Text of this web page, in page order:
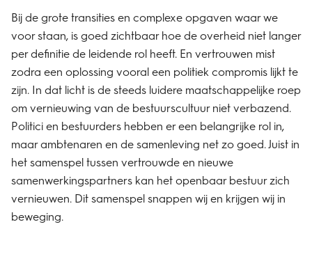
Bij de grote transities en complexe opgaven waar we
voor staan, is goed zichtbaar hoe de overheid niet langer
per definitie de leidende rol heeft. En vertrouwen mist
zodra een oplossing vooral een politiek compromis lijkt te
zijn. In dat licht is de steeds luidere maatschappelijke roep
om vernieuwing van de bestuurscultuur niet verbazend.
Politici en bestuurders hebben er een belangrijke rol in,
maar ambtenaren en de samenleving net zo goed. Juist in
het samenspel tussen vertrouwde en nieuwe
samenwerkingspartners kan het openbaar bestuur zich
vernieuwen. Dit samenspel snappen wij en krijgen wij in
beweging.